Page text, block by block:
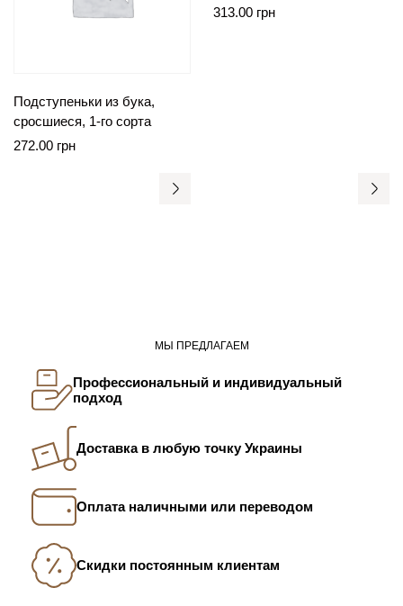
Подступеньки из бука,
сросшиеся, 1-го сорта
272.00 грн
313.00 грн
МЫ ПРЕДЛАГАЕМ
Профессиональный и индивидуальный
подход
Доставка в любую точку Украины
Оплата наличными или переводом
Скидки постоянным клиентам